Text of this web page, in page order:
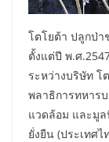
โตโยต้า ปลูกป่า
ตั้งแต่ปี พ.ศ
ระหว่างบริษัท โ
พลาธิการทหาร
แวดล้อม และมู
ยั่งยืน (ประเทศ